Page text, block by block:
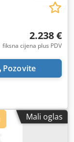
2.238 €
fiksna cijena plus PDV
Pozovite
Mali oglas